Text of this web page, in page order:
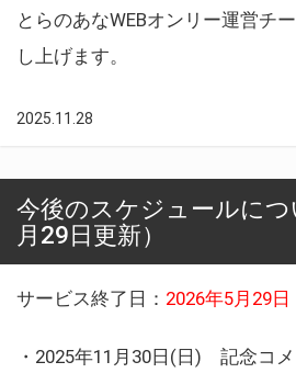
とらのあなWEBオンリー運営チ
し上げます。
2025.11.28
今後のスケジュールに
月29日更新）
サービス終了日： 2026年5月29日
・2025年11月30日(日) 記念コ